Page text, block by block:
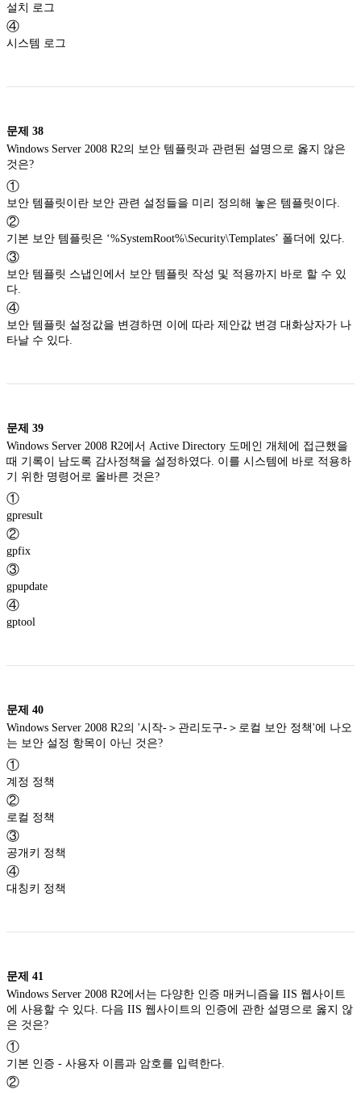
설치 로그
④
시스템 로그
문제 38
Windows Server 2008 R2의 보안 템플릿과 관련된 설명으로 옳지 않은
①
보안 템플릿이란 보안 관련 설정들을 미리 정의해 놓은 템플릿이다.
②
기본 보안 템플릿은 ‘%SystemRoot%\Security\Templates’ 폴더에 있다.
③
보안 템플릿 스냅인에서 보안 템플릿 작성 및 적용까지 바로 할 수 있
다.
④
보안 템플릿 설정값을 변경하면 이에 따라 제안값 변경 대화상자가 나
타날 수 있다.
문제 39
Windows Server 2008 R2에서 Active Directory 도메인 개체에 접근했을
때 기록이 남도록 감사정책을 설정하였다. 이를 시스템에 바로 적용하
①
gpresult
②
gpfix
③
gpupdate
④
gptool
문제 40
Windows Server 2008 R2의 '시작-＞관리도구-＞로컬 보안 정책'에 나오
①
계정 정책
②
로컬 정책
③
공개키 정책
④
대칭키 정책
문제 41
Windows Server 2008 R2에서는 다양한 인증 매커니즘을 IIS 웹사이트
에 사용할 수 있다. 다음 IIS 웹사이트의 인증에 관한 설명으로 옳지 않
①
기본 인증 - 사용자 이름과 암호를 입력한다.
②